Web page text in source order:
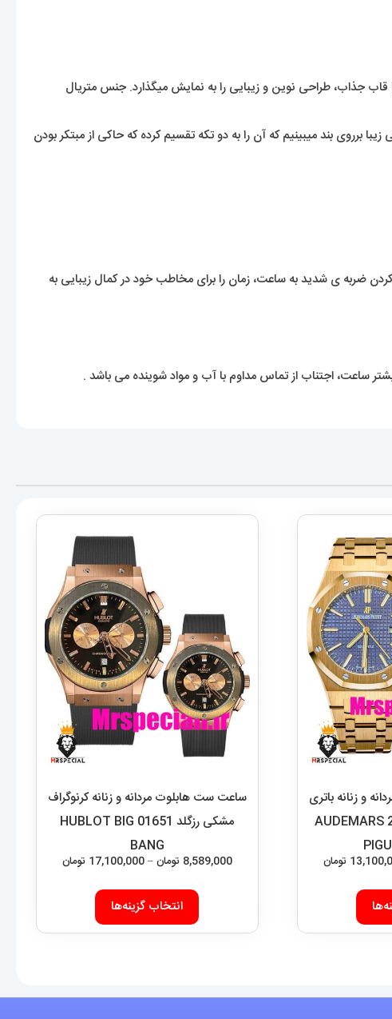
جذاب، طراحی نوین و زیبایی را به نمایش میگذارد. جنس متریال
برروی بند میبینیم که آن را به دو تکه تقسیم کرده که حاکی از مبتکر بودن
ضربه ی شدید به ساعت، زمان را برای مخاطب خود در کمال زیبایی به
ساعت، اجتناب از تماس مداوم با آب و مواد شوینده می باشد .
و زنانه باتری
طلایی صفحه ابی 2215 AUDEMARS
تومانمحدوده
این
دارای
ساعت ست هابلوت مردانه و زنانه کرنوگراف
مشکی رزگلد 01651 HUBLOT BIG
BANG
8,589,000 تومان–
17,100,000 تومانمحدوده
انتخاب گزینه‌ها
این
دارای